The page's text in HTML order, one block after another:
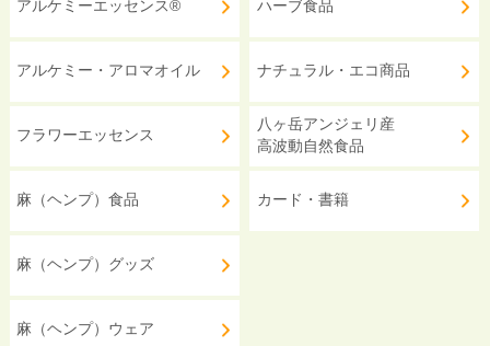
アルケミーエッセンス®
アルケミー・アロマオイル
フラワーエッセンス
麻（ヘンプ）食品
麻（ヘンプ）グッズ
麻（ヘンプ）ウェア
ハーブ食品
ナチュラル・エコ商品
八ヶ岳アンジェリ産
高波動自然食品
カード・書籍